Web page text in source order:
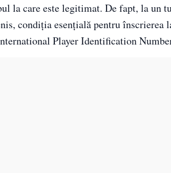
la care este legitimat. De fapt, la
condiția esențială pentru
Player Identification